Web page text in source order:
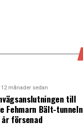
12 månader sedan
till
Fehmarn Bält-tunneln
försenad